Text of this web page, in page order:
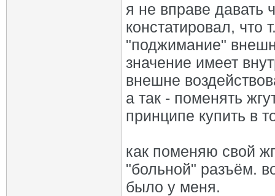
я не вправе давать
констатировал, что
"поджимание"
значение имеет
внешне
а так - поменять
принципе купить в
как поменяю свой
"больной" разъём.
было у меня.